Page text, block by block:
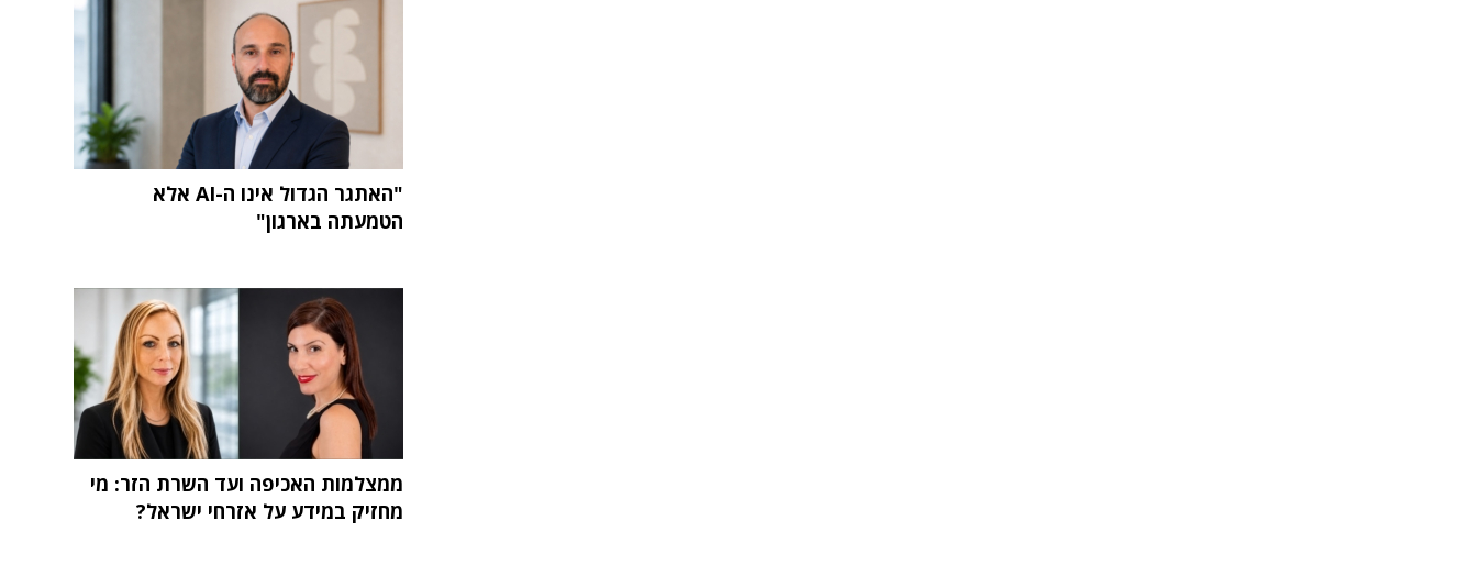
"האתגר הגדול אינו ה-AI אלא
הטמעתה בארגון"
ממצלמות האכיפה ועד השרת הזר: מי
מחזיק במידע על אזרחי ישראל?